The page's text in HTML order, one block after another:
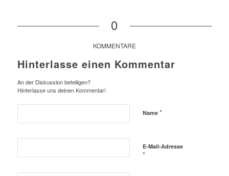
0
KOMMENTARE
Hinterlasse einen Kommentar
An der Diskussion beteiligen?
Hinterlasse uns deinen Kommentar!
Name *
E-Mail-Adresse
*